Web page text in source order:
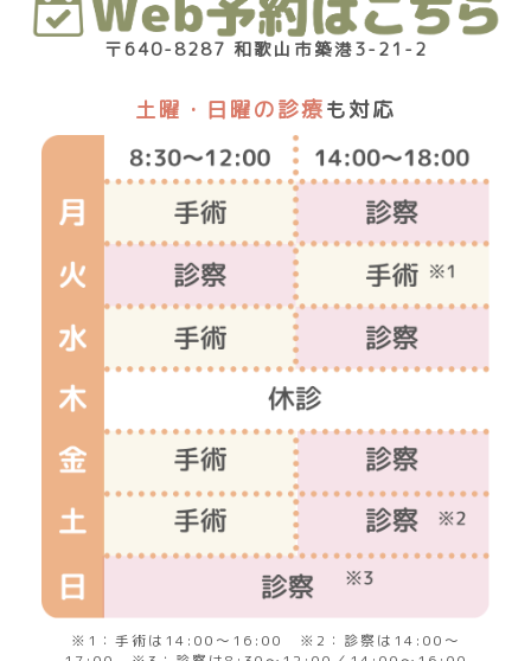
〒640-8287 和歌山市築港3-21-2
土曜・日曜の診療も対応
※1：手術は14:00～16:00 ※2：診察は14:00～